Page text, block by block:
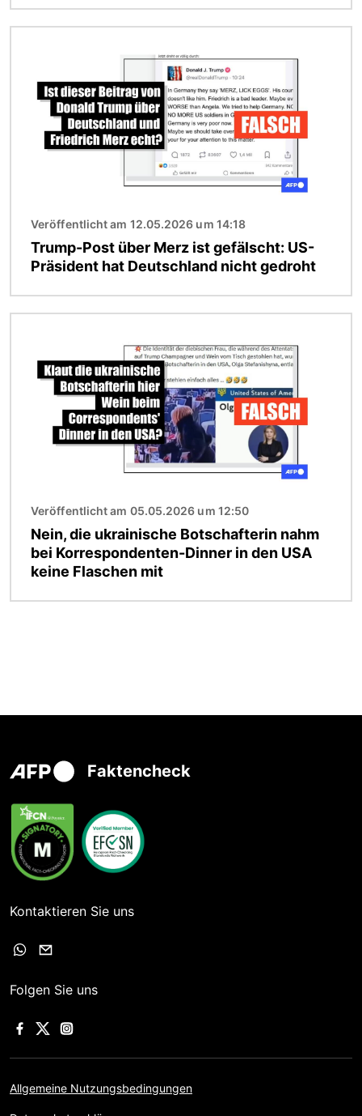
Veröffentlicht am 12.05.2026 um 14:18
Trump-Post über Merz ist gefälscht: US-
Präsident hat Deutschland nicht gedroht
Veröffentlicht am 05.05.2026 um 12:50
Nein, die ukrainische Botschafterin nahm
bei Korrespondenten-Dinner in den USA
keine Flaschen mit
Faktencheck
Kontaktieren Sie uns
Folgen Sie uns
Allgemeine Nutzungsbedingungen